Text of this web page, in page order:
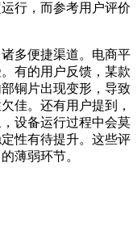
行，而参考用户评价
多便捷渠道。电商平
有的用户反馈，某款
铜片出现变形，导致
佳。还有用户提到，
设备运行过程中会莫
性有待提升。这些评
薄弱环节。